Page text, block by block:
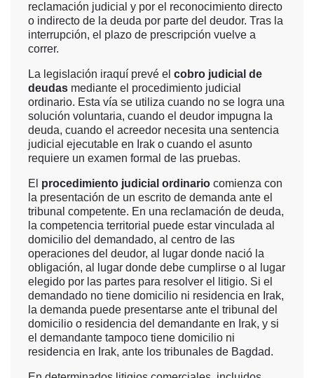
reclamación judicial y por el reconocimiento directo
o indirecto de la deuda por parte del deudor. Tras la
interrupción, el plazo de prescripción vuelve a
correr.
La legislación iraquí prevé el cobro judicial de
deudas mediante el procedimiento judicial
ordinario. Esta vía se utiliza cuando no se logra una
solución voluntaria, cuando el deudor impugna la
deuda, cuando el acreedor necesita una sentencia
judicial ejecutable en Irak o cuando el asunto
requiere un examen formal de las pruebas.
El procedimiento judicial ordinario comienza con
la presentación de un escrito de demanda ante el
tribunal competente. En una reclamación de deuda,
la competencia territorial puede estar vinculada al
domicilio del demandado, al centro de las
operaciones del deudor, al lugar donde nació la
obligación, al lugar donde debe cumplirse o al lugar
elegido por las partes para resolver el litigio. Si el
demandado no tiene domicilio ni residencia en Irak,
la demanda puede presentarse ante el tribunal del
domicilio o residencia del demandante en Irak, y si
el demandante tampoco tiene domicilio ni
residencia en Irak, ante los tribunales de Bagdad.